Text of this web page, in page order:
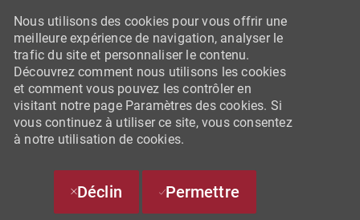
Nous utilisons des cookies pour vous offrir une
meilleure expérience de navigation, analyser le
trafic du site et personnaliser le contenu.
Découvrez comment nous utilisons les cookies
et comment vous pouvez les contrôler en
visitant notre page Paramètres des cookies. Si
vous continuez à utiliser ce site, vous consentez
à notre utilisation de cookies.
Déclin Permettre